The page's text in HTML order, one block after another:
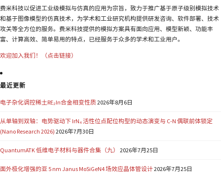
费米科技以促进工业级模拟与仿真的应用为宗旨，致力于推广基于原子级别模拟技术
和基于图像模型的仿真技术，为学术和工业研究机构提供研发咨询、软件部署、技术
攻关等全方位的服务。费米科技提供的模拟方案具有面向应用、模型新颖、功能丰
富、计算高效、简单易用的特点，已经服务于众多的学术和工业用户。
欢迎加入我们！（点击链接）
最近更新
电子杂化调控稀土RE₂In合金相变性质2026年8月6日
从单轴到双轴：电势驱动下 IrN₄ 活性位点配位构型的动态演变与 C-N 偶联前体锁定
(Nano Research 2026) 2026年7月30日
QuantumATK 低维电子材料与器件合集（九） 2026年7月25日
面外极化增强的亚 5 nm Janus MoSiGeN4 场效应晶体管设计2026年7月25日